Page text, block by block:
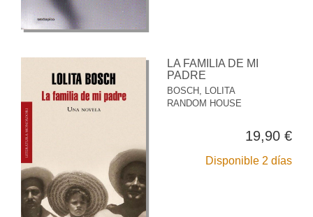
LA FAMILIA DE MI
PADRE
BOSCH, LOLITA
RANDOM HOUSE
19,90 €
Disponible 2 días